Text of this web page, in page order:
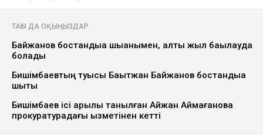
ТАҒЫ ДА ОҚЫҢЫЗДАР
Байжанов бостандыққа шыққанымен, алты жыл бақылауда
болады
Бишімбаевтың туысы Бақытжан Байжанов бостандыққа
шықты
Бишімбаев ісі арқылы танылған Айжан Аймағанова
прокуратурадағы қызметінен кетті